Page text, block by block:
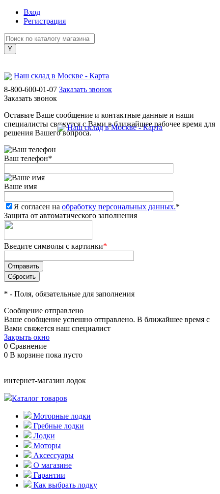
Вход
Регистрация
Наш склад в Москве - Карта
Наш склад в Москве - Карта
8-800-600-01-07 Заказать звонок
Заказать звонок
Оставьте Ваше сообщение и контактные данные и наши
специалисты свяжутся с Вами в ближайшее рабочее время для
решения Вашего вопроса.
Ваш телефон*
Ваше имя
Я согласен на обработку персональных данных.*
Защита от автоматического заполнения
Введите символы с картинки*
* - Поля, обязательные для заполнения
Сообщение отправлено
Ваше сообщение успешно отправлено. В ближайшее время с
Вами свяжется наш специалист
Закрыть окно
0 Сравнение
0 В корзине пока пусто
интернет-магазин лодок
Каталог товаров
Моторные лодки
Гребные лодки
Лодки
Моторы
Аксессуары
О магазине
Гарантии
Как выбрать лодку